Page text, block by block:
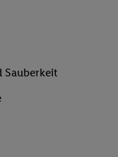
Sauberkeit